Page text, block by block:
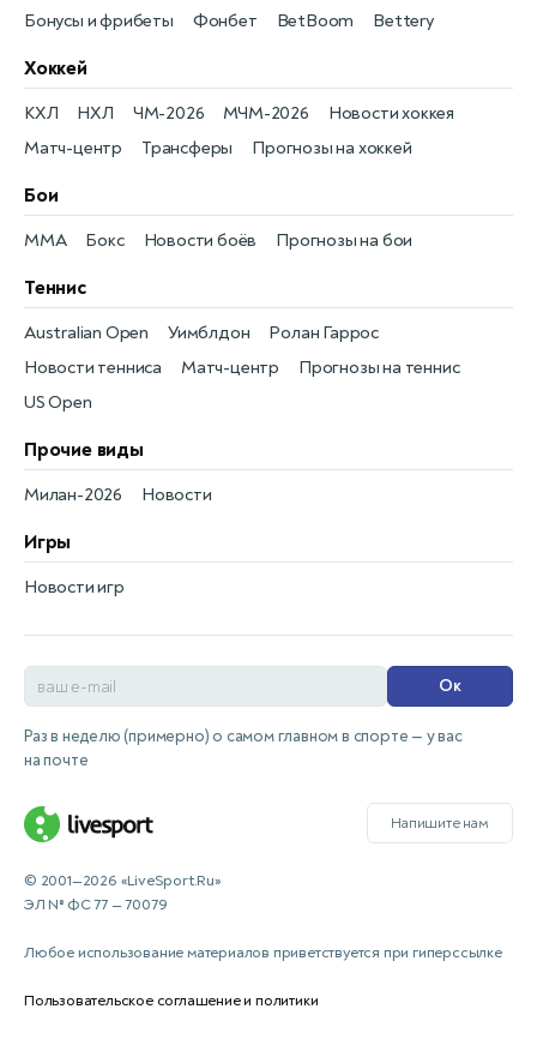
Бонусы и фрибеты
Фонбет
BetBoom
Bettery
Хоккей
Новости хоккея
КХЛ
Матч-центр
НХЛ
Трансферы
ЧМ-2026
Прогнозы на хоккей
МЧМ-2026
Бои
Новости боёв
MMA Прогнозы на бои
Бокс
Теннис
Новости тенниса
Australian Open
Матч-центр
Уимблдон
Прогнозы на теннис
Ролан Гаррос
US Open
Прочие виды
Новости
Милан-2026
Игры
Новости игр
Ок
Раз в неделю (примерно) о самом главном в спорте — у вас
на почте
Напишите нам
© 2001—2026 «LiveSport.Ru»
ЭЛ № ФС 77 — 70079
Любое использование материалов приветствуется при гиперссылке
Пользовательское соглашение и политики